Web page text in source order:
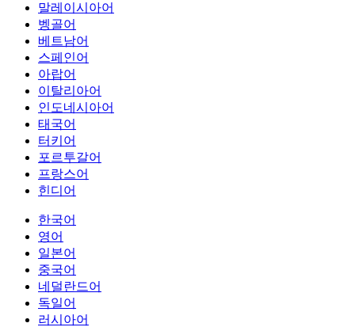
말레이시아어
벵골어
베트남어
스페인어
아랍어
이탈리아어
인도네시아어
태국어
터키어
포르투갈어
프랑스어
힌디어
한국어
영어
일본어
중국어
네덜란드어
독일어
러시아어